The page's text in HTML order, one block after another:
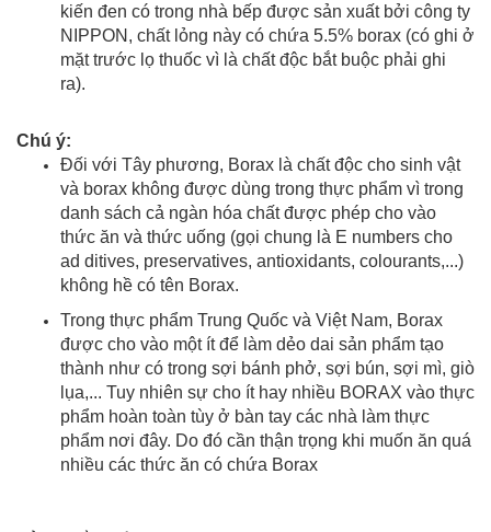
kiến đen có trong nhà bếp được sản xuất bởi công ty
NIPPON, chất lỏng này có chứa 5.5% borax (có ghi ở
mặt trước lọ thuốc vì là chất độc bắt buộc phải ghi
ra).
Chú ý:
Đối với Tây phương, Borax là chất độc cho sinh vật
và borax không được dùng trong thực phẩm vì trong
danh sách cả ngàn hóa chất được phép cho vào
thức ăn và thức uống (gọi chung là E numbers cho
ad ditives, preservatives, antioxidants, colourants,...)
không hề có tên Borax.
Trong thực phẩm Trung Quốc và Việt Nam, Borax
được cho vào một ít để làm dẻo dai sản phẩm tạo
thành như có trong sợi bánh phở, sợi bún, sợi mì, giò
lụa,... Tuy nhiên sự cho ít hay nhiều BORAX vào thực
phẩm hoàn toàn tùy ở bàn tay các nhà làm thực
phẩm nơi đây. Do đó cần thận trọng khi muốn ăn quá
nhiều các thức ăn có chứa Borax